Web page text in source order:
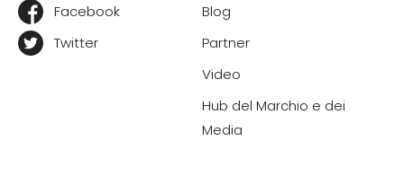
Facebook
Twitter
Blog
Partner
Video
Hub del Marchio e dei
Media